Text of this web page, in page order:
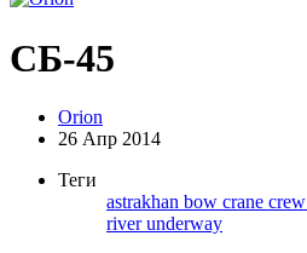
СБ-45
Orion
26 Апр 2014
Теги
astrakhan bow crane crew
riverunderway